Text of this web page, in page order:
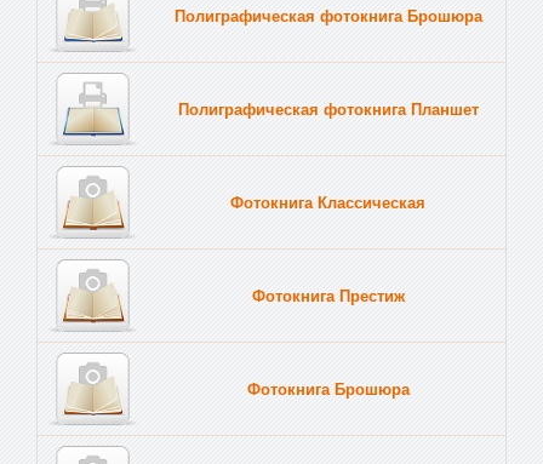
Полиграфическая фотокнига Брошюра
Полиграфическая фотокнига Планшет
Фотокнига Классическая
Фотокнига Престиж
Фотокнига Брошюра